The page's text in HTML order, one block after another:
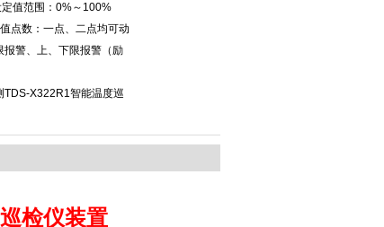
值范围：0%～100%
点数：一点、二点均可动
报警、上、下限报警（励
TDS-X322R1智能温度巡
检仪装置